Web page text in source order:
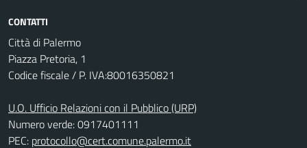
CONTATTI
Città di Palermo
Piazza Pretoria, 1
Codice fiscale / P. IVA:80016350821
U.O. Ufficio Relazioni con il Pubblico (URP)
Numero verde: 0917401111
PEC: protocollo@cert.comune.palermo.it